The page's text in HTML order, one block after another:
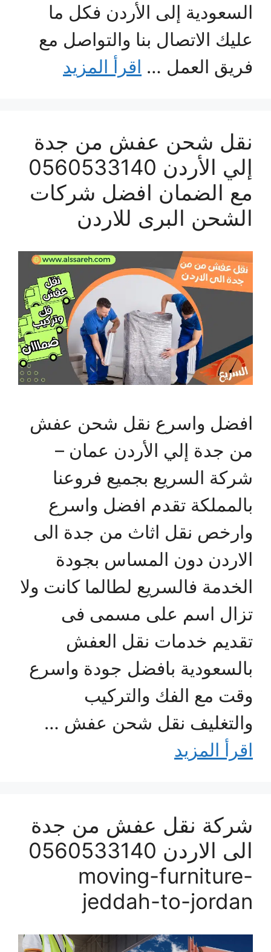
السعودية إلى الأردن فكل ما
عليك الاتصال بنا والتواصل مع
فريق العمل … اقرأ المزيد
نقل شحن عفش من جدة
إلي الأردن 0560533140
مع الضمان افضل شركات
الشحن البرى للاردن
افضل واسرع نقل شحن عفش
من جدة إلي الأردن عمان –
شركة السريع بجميع فروعنا
بالمملكة تقدم افضل واسرع
وارخص نقل اثاث من جدة الى
الاردن دون المساس بجودة
الخدمة فالسريع لطالما كانت ولا
تزال اسم على مسمى فى
تقديم خدمات نقل العفش
بالسعودية بافضل جودة واسرع
وقت مع الفك والتركيب
والتغليف نقل شحن عفش …
اقرأ المزيد
شركة نقل عفش من جدة
الى الاردن 0560533140
moving-furniture-
jeddah-to-jordan